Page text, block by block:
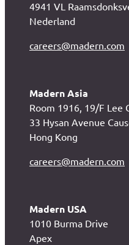
4941 VL
Nederland
careers@madern.com
Madern Asia
Room 1916, 19/F Lee
33 Hysan Avenue
Hong Kong
careers@madern.com
Madern USA
1010 Burma Drive
Apex